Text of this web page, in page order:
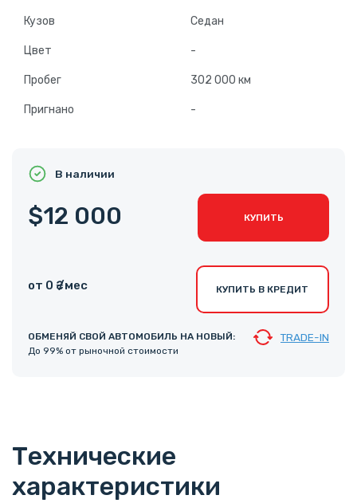
Кузов Седан
Цвет -
Пробег 302 000 км
Пригнано -
В наличии
$12 000 КУПИТЬ
от 0 ₴ /мес КУПИТЬ В КРЕДИТ
ОБМЕНЯЙ СВОЙ АВТОМОБИЛЬ НА НОВЫЙ:
До 99% от рыночной стоимости
TRADE-IN
Технические
характеристики